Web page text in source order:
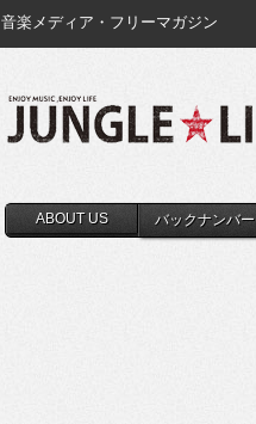
音楽メディア・フリーマガジン
ABOUT US バックナンバー